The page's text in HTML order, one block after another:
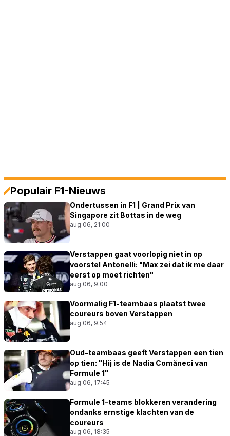
Populair F1-Nieuws
Ondertussen in F1 | Grand Prix van
Singapore zit Bottas in de weg
aug 06, 21:00
Verstappen gaat voorlopig niet in op
voorstel Antonelli: "Max zei dat ik me daar
eerst op moet richten"
aug 06, 9:00
Voormalig F1-teambaas plaatst twee
coureurs boven Verstappen
aug 06, 9:54
Oud-teambaas geeft Verstappen een tien
op tien: "Hij is de Nadia Comăneci van
Formule 1"
aug 06, 17:45
Formule 1-teams blokkeren verandering
ondanks ernstige klachten van de
coureurs
aug 06, 18:35